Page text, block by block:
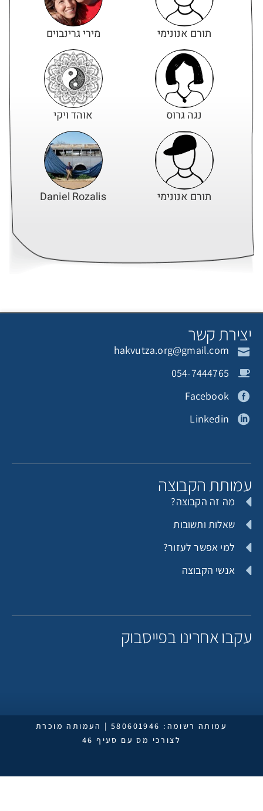
תורם אנונימי מירי גרינבוים
נגה גרוס אוהד ויקי
תורם אנונימי Daniel Rozalis
תורם אנונימי
יואב פלדמן
קשר
hakvutza.org@gmail.com
054-7444765
Facebook
Linkedin
הקבוצה
מה זה הקבוצה?
שאלות ותשובות
למי אפשר לעזור?
אנשי הקבוצה
אחרינו בפייסבוק
עמותה רשומה: 580601946 | העמותה מוכרת
לצורכי מס עם סעיף 46